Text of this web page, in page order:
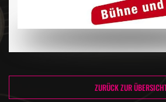
ZURÜCK ZUR